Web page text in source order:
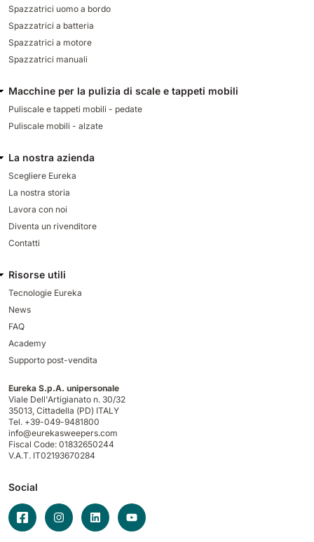
Spazzatrici uomo a bordo
Spazzatrici a batteria
Spazzatrici a motore
Spazzatrici manuali
Macchine per la pulizia di scale e tappeti mobili
Puliscale e tappeti mobili - pedate
Puliscale mobili - alzate
La nostra azienda
Scegliere Eureka
La nostra storia
Lavora con noi
Diventa un rivenditore
Contatti
Risorse utili
Tecnologie Eureka
News
FAQ
Academy
Supporto post-vendita
Eureka S.p.A. unipersonale
Viale Dell'Artigianato n. 30/32
35013, Cittadella (PD) ITALY
Tel. +39-049-9481800
info@eurekasweepers.com
Fiscal Code: 01832650244
V.A.T. IT02193670284
Social